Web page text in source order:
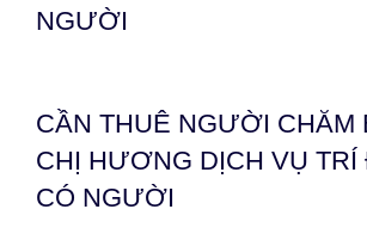
NGƯỜI
CẦN THUÊ NGƯỜI CHĂM
CHỊ HƯƠNG DỊCH VỤ
CÓ NGƯỜI